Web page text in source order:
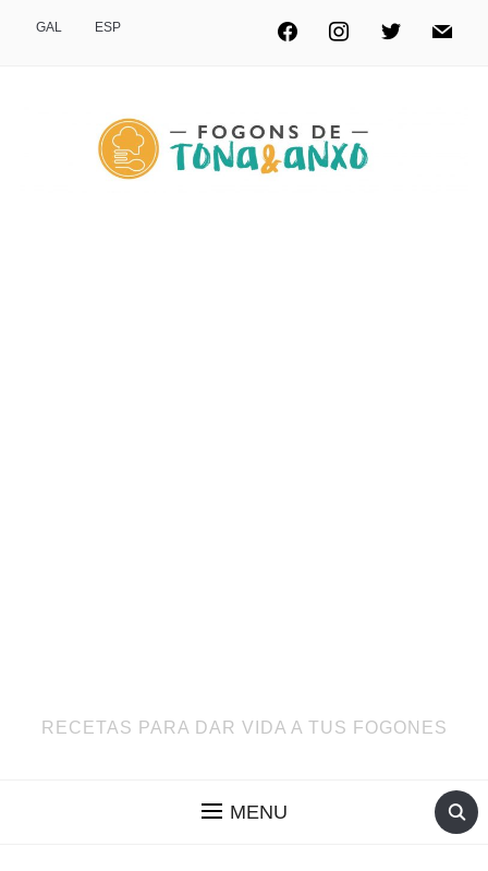
GAL ESP
RECETAS PARA DAR VIDA A TUS FOGONES
MENU